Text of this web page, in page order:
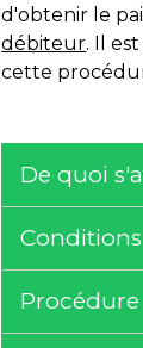
d'obtenir le
débiteur. Il
cette
De quoi
Conditions
Procédure